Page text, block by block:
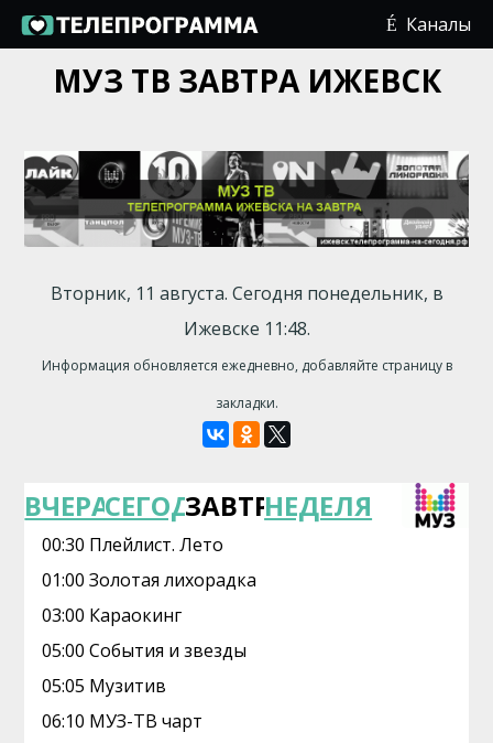
Каналы
МУЗ ТВ ЗАВТРА ИЖЕВСК
Вторник, 11 августа. Сегодня понедельник, в
Ижевске 11:48.
Информация обновляется ежедневно, добавляйте страницу в
закладки.
ВЧЕРАСЕГОДНЯЗАВТРАНЕДЕЛЯ
00:30 Плейлист. Лето
01:00 Золотая лихорадка
03:00 Караокинг
05:00 Cобытия и звeзды
05:05 Музитив
06:10 МУЗ-ТВ чарт